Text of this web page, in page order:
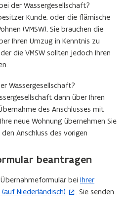
der Wassergesellschaft?
Kunde, oder die flämische
(VMSW). Sie brauchen die
Ihren Umzug in Kenntnis zu
die VMSW sollten jedoch Ihren
Wassergesellschaft?
dann über Ihren
des Anschlusses mit
neue Wohnung übernehmen Sie
Anschluss des vorigen
beantragen
bei Ihrer
Niederländisch)
(
ö
. Sie senden